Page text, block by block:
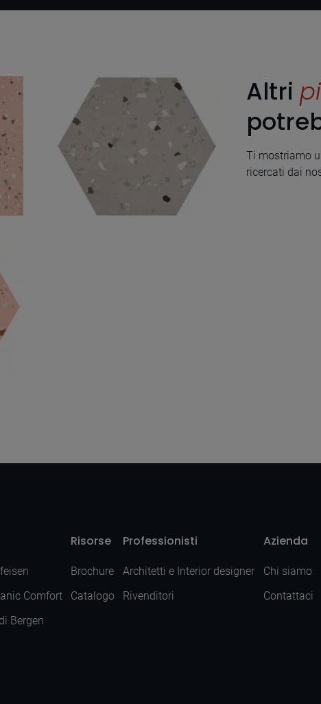
Altri
Ti mostriamo
ricercati dai
Comfort
Bergen
Risorse
Brochure
Catalogo
Professionisti
Architetti e Interior designer
Rivenditori
Azienda
Chi siamo
Contattaci